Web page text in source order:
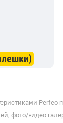
Perfeo
фото/видео